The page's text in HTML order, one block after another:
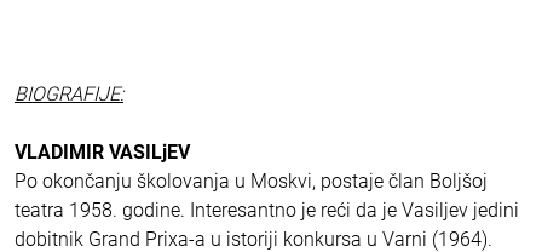
BIOGRAFIJE:
VLADIMIR VASILjEV
Po okončanju školovanja u Moskvi, postaje član Boljšoj
teatra 1958. godine. Interesantno je reći da je Vasiljev jedini
dobitnik Grand Prixa-a u istoriji konkursa u Varni (1964).